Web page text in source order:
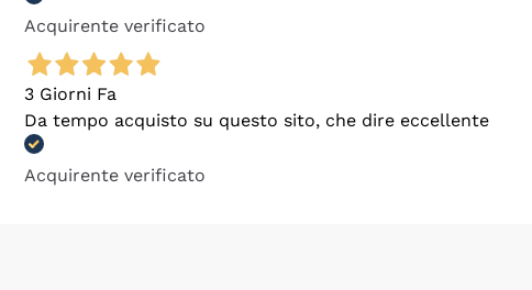
Acquirente verificato
3 Giorni Fa
Da tempo acquisto su questo sito, che dire eccellente
Acquirente verificato